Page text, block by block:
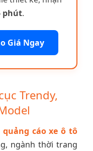
phút.
Giá Ngay
Trendy,
cáo xe ô tô
ngành thời trang